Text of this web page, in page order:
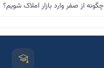
چگونه از صفر وارد بازار املاک شویم؟